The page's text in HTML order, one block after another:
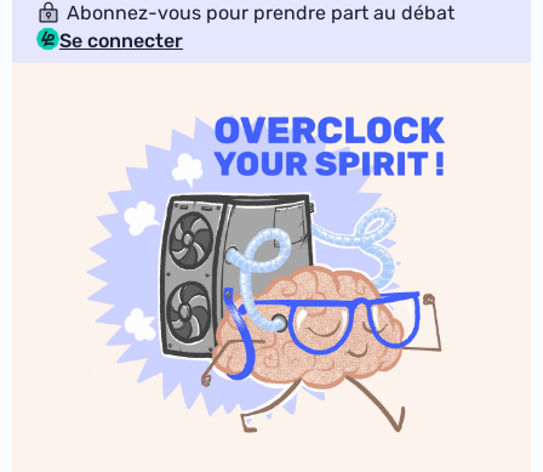
Abonnez-vous pour prendre part au débat
Se connecter